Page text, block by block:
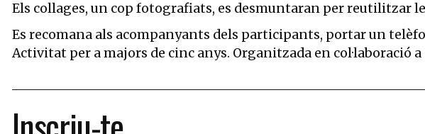
Els collages, un cop fotografiats, es desmuntaran per reutilitzar
Es recomana als acompanyants dels participants, portar un
Activitat per a majors de cinc anys. Organitzada en col·laboració a